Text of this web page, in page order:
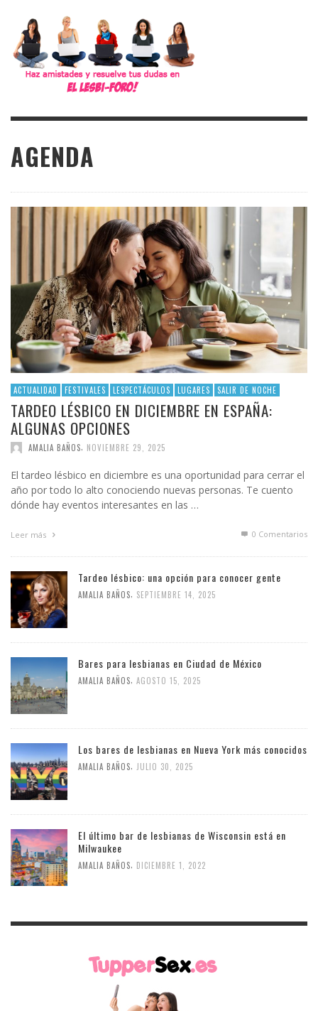
AGENDA
ACTUALIDAD FESTIVALES LESPECTÁCULOS LUGARES SALIR DE NOCHE
TARDEO LÉSBICO EN DICIEMBRE EN ESPAÑA:
ALGUNAS OPCIONES
AMALIA BAÑOS NOVIEMBRE 29, 2025
El tardeo lésbico en diciembre es una oportunidad para cerrar el
año por todo lo alto conociendo nuevas personas. Te cuento
dónde hay eventos interesantes en las …
Leer más 0 Comentarios
Tardeo lésbico: una opción para conocer gente
AMALIA BAÑOS SEPTIEMBRE 14, 2025
Bares para lesbianas en Ciudad de México
AMALIA BAÑOS AGOSTO 15, 2025
Los bares de lesbianas en Nueva York más conocidos
AMALIA BAÑOS JULIO 30, 2025
El último bar de lesbianas de Wisconsin está en
Milwaukee
AMALIA BAÑOS DICIEMBRE 1, 2022